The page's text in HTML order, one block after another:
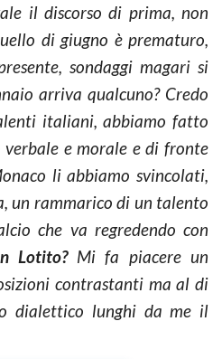
il discorso di prima, non
di giugno è prematuro,
sondaggi magari si
arriva qualcuno? Credo
italiani, abbiamo fatto
verbale e morale e di fronte
li abbiamo svincolati,
un rammarico di un talento
che va regredendo con
Lotito?Mi fa piacere un
contrastanti ma al di
dialettico lunghi da me il